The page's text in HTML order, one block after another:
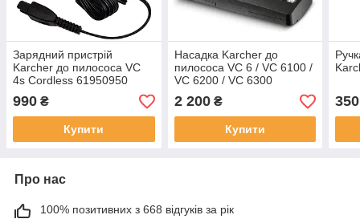
Зарядний пристрій
Karcher до пилососа VC
4s Cordless 61950950
990 ₴
Купити
Насадка Karcher до
пилососа VC 6 / VC 6100 /
VC 6200 / VC 6300
2 200₴
Купити
350
Про нас
100% позитивних з 668 відгуків за рік